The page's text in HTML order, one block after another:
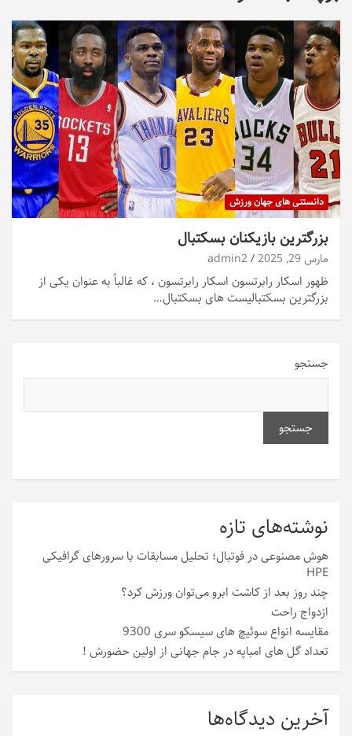
دانستنی های جهان ورزش
بزرگترین بازیکنان بسکتبال
مارس 29, 2025 admin2
ظهور اسکار رابرتسون اسکار رابرتسون ، که غالباً به عنوان یکی از
بزرگترین بسکتبالیست های بسکتبال…
جستجو
جستجو
نوشته‌های تازه
هوش مصنوعی در فوتبال؛ تحلیل مسابقات با سرورهای گرافیکی
HPE
چند روز بعد از کاشت ابرو می‌توان ورزش کرد؟
ازدواج راحت
مقایسه انواع سوئیچ های سیسکو سری 9300
تعداد گل های امباپه در جام جهانی از اولین حضورش !
آخرین دیدگاه‌ها